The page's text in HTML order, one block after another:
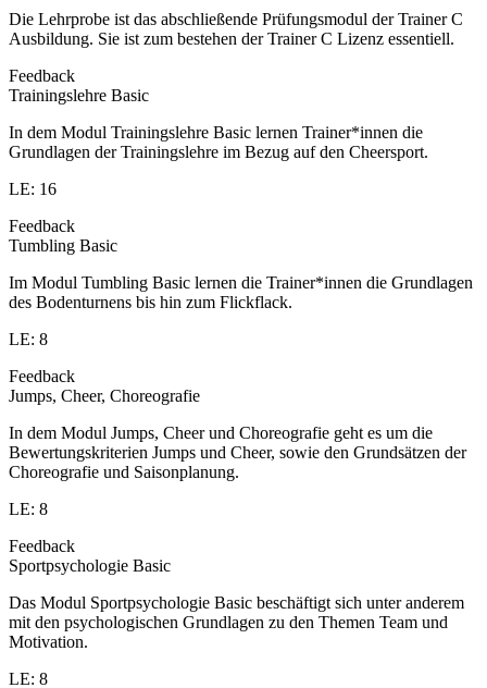
Die Lehrprobe ist das abschließende Prüfungsmodul der Trainer C
Ausbildung. Sie ist zum bestehen der Trainer C Lizenz essentiell.
Feedback
Trainingslehre Basic
In dem Modul Trainingslehre Basic lernen Trainer*innen die
Grundlagen der Trainingslehre im Bezug auf den Cheersport.
LE: 16
Feedback
Tumbling Basic
Im Modul Tumbling Basic lernen die Trainer*innen die Grundlagen
des Bodenturnens bis hin zum Flickflack.
LE: 8
Feedback
Jumps, Cheer, Choreografie
In dem Modul Jumps, Cheer und Choreografie geht es um die
Bewertungskriterien Jumps und Cheer, sowie den Grundsätzen der
Choreografie und Saisonplanung.
LE: 8
Feedback
Sportpsychologie Basic
Das Modul Sportpsychologie Basic beschäftigt sich unter anderem
mit den psychologischen Grundlagen zu den Themen Team und
Motivation.
LE: 8